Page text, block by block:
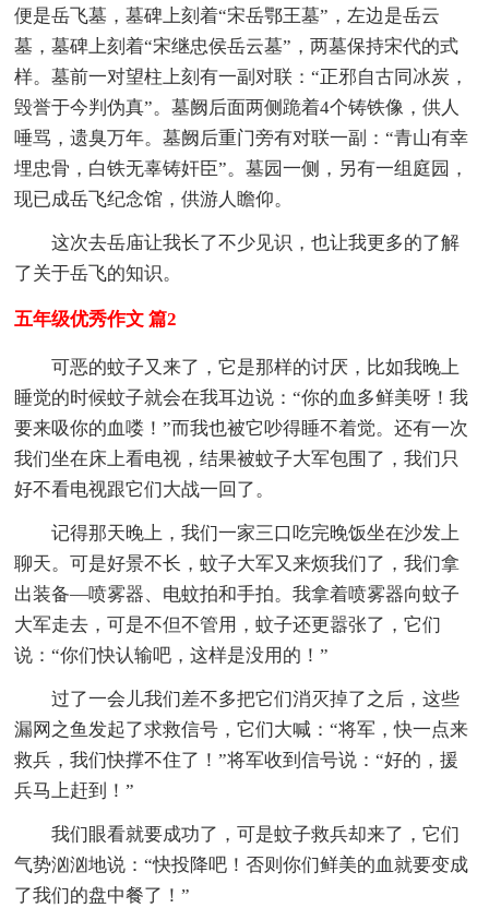
便是岳飞墓，墓碑上刻着“宋岳鄂王墓”，左边是岳云
墓，墓碑上刻着“宋继忠侯岳云墓”，两墓保持宋代的式
样。墓前一对望柱上刻有一副对联：“正邪自古同冰炭，
毁誉于今判伪真”。墓阙后面两侧跪着4个铸铁像，供人
唾骂，遗臭万年。墓阙后重门旁有对联一副：“青山有幸
埋忠骨，白铁无辜铸奸臣”。墓园一侧，另有一组庭园，
现已成岳飞纪念馆，供游人瞻仰。
这次去岳庙让我长了不少见识，也让我更多的了解
了关于岳飞的知识。
五年级优秀作文 篇2
可恶的蚊子又来了，它是那样的讨厌，比如我晚上
睡觉的时候蚊子就会在我耳边说：“你的血多鲜美呀！我
要来吸你的血喽！”而我也被它吵得睡不着觉。还有一次
我们坐在床上看电视，结果被蚊子大军包围了，我们只
好不看电视跟它们大战一回了。
记得那天晚上，我们一家三口吃完晚饭坐在沙发上
聊天。可是好景不长，蚊子大军又来烦我们了，我们拿
出装备—喷雾器、电蚊拍和手拍。我拿着喷雾器向蚊子
大军走去，可是不但不管用，蚊子还更嚣张了，它们
说：“你们快认输吧，这样是没用的！”
过了一会儿我们差不多把它们消灭掉了之后，这些
漏网之鱼发起了求救信号，它们大喊：“将军，快一点来
救兵，我们快撑不住了！”将军收到信号说：“好的，援
兵马上赶到！”
我们眼看就要成功了，可是蚊子救兵却来了，它们
气势汹汹地说：“快投降吧！否则你们鲜美的血就要变成
了我们的盘中餐了！”